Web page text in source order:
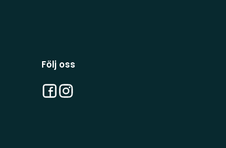
Följ oss
Facebook
Instagram